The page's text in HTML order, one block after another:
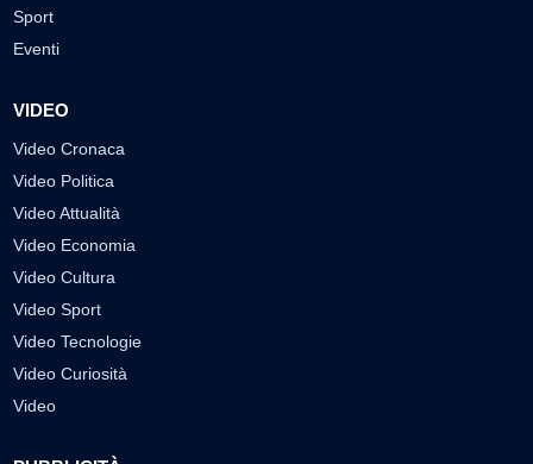
Sport
Eventi
VIDEO
Video Cronaca
Video Politica
Video Attualità
Video Economia
Video Cultura
Video Sport
Video Tecnologie
Video Curiosità
Video